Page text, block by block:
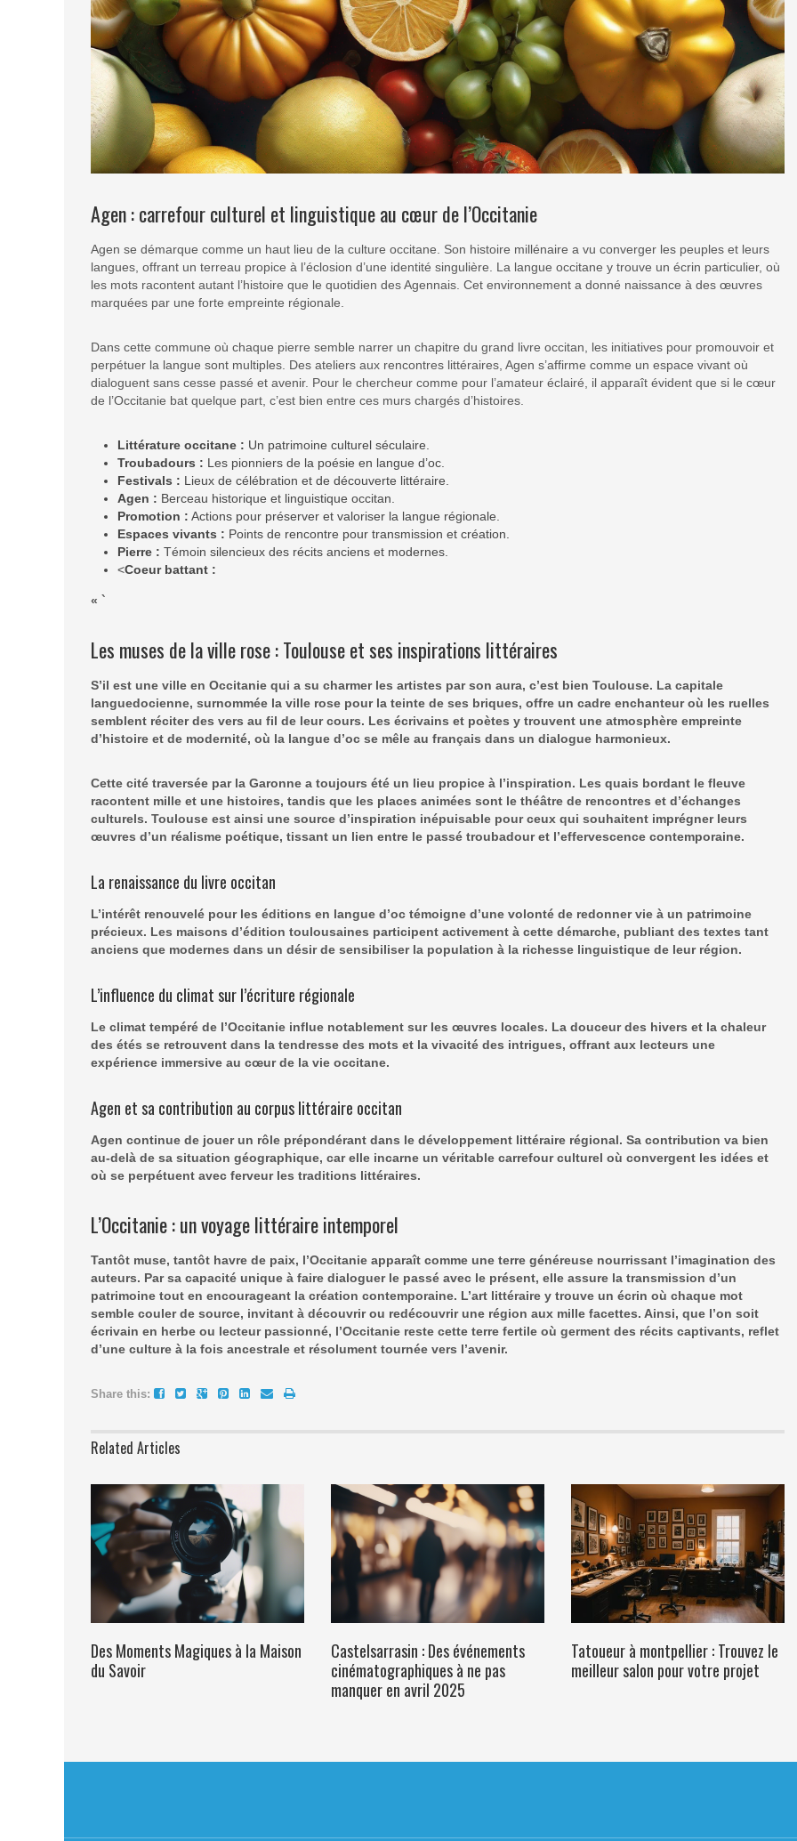
Agen : carrefour culturel et linguistique au cœur de l’Occitanie
Agen se démarque comme un haut lieu de la culture occitane. Son histoire millénaire a vu converger les peuples et leurs
langues, offrant un terreau propice à l’éclosion d’une identité singulière. La langue occitane y trouve un écrin particulier, où
les mots racontent autant l’histoire que le quotidien des Agennais. Cet environnement a donné naissance à des œuvres
marquées par une forte empreinte régionale.
Dans cette commune où chaque pierre semble narrer un chapitre du grand livre occitan, les initiatives pour promouvoir et
perpétuer la langue sont multiples. Des ateliers aux rencontres littéraires, Agen s’affirme comme un espace vivant où
dialoguent sans cesse passé et avenir. Pour le chercheur comme pour l’amateur éclairé, il apparaît évident que si le cœur
de l’Occitanie bat quelque part, c’est bien entre ces murs chargés d’histoires.
Littérature occitane : Un patrimoine culturel séculaire.
Troubadours : Les pionniers de la poésie en langue d’oc.
Festivals : Lieux de célébration et de découverte littéraire.
Agen : Berceau historique et linguistique occitan.
Promotion : Actions pour préserver et valoriser la langue régionale.
Espaces vivants : Points de rencontre pour transmission et création.
Pierre : Témoin silencieux des récits anciens et modernes.
<Coeur battant :
« `
Les muses de la ville rose : Toulouse et ses inspirations littéraires
S’il est une ville en Occitanie qui a su charmer les artistes par son aura, c’est bien Toulouse. La capitale
languedocienne, surnommée la ville rose pour la teinte de ses briques, offre un cadre enchanteur où les ruelles
semblent réciter des vers au fil de leur cours. Les écrivains et poètes y trouvent une atmosphère empreinte
d’histoire et de modernité, où la langue d’oc se mêle au français dans un dialogue harmonieux.
Cette cité traversée par la Garonne a toujours été un lieu propice à l’inspiration. Les quais bordant le fleuve
racontent mille et une histoires, tandis que les places animées sont le théâtre de rencontres et d’échanges
culturels. Toulouse est ainsi une source d’inspiration inépuisable pour ceux qui souhaitent imprégner leurs
œuvres d’un réalisme poétique, tissant un lien entre le passé troubadour et l’effervescence contemporaine.
La renaissance du livre occitan
L’intérêt renouvelé pour les éditions en langue d’oc témoigne d’une volonté de redonner vie à un patrimoine
précieux. Les maisons d’édition toulousaines participent activement à cette démarche, publiant des textes tant
anciens que modernes dans un désir de sensibiliserla population à la richesse linguistique de leur région.
L’influence du climat sur l’écriture régionale
Le climat tempéré de l’Occitanie influe notablement sur les œuvres locales. La douceur des hivers et la chaleur
des étés se retrouvent dans la tendresse des mots et la vivacité des intrigues, offrant aux lecteurs une
expérience immersive au cœur de la vie occitane.
Agen et sa contribution au corpus littéraire occitan
Agen continue de jouer un rôle prépondérant dans le développement littéraire régional. Sa contribution va bien
au-delà de sa situation géographique, car elle incarne un véritable carrefour culturel où convergent les idées et
où se perpétuent avec ferveur les traditions littéraires.
L’Occitanie : un voyage littéraire intemporel
Tantôt muse, tantôt havre de paix, l’Occitanie apparaît comme une terre généreuse nourrissant l’imagination des
auteurs. Par sa capacité unique à faire dialoguer le passé avec le présent, elle assure la transmission d’un
patrimoine tout en encourageant la création contemporaine. L’art littéraire y trouve un écrin où chaque mot
semble couler de source, invitant à découvrir ou redécouvrir une région aux mille facettes. Ainsi, que l’on soit
écrivain en herbe ou lecteur passionné, l’Occitanie reste cette terre fertile où germent des récits captivants, reflet
d’une culture à la fois ancestrale et résolument tournée vers l’avenir.
Share this:
Related Articles
Des Moments Magiques à la Maison
du Savoir
Castelsarrasin : Des événements
cinématographiques à ne pas
manquer en avril 2025
Tatoueur à montpellier : Trouvez le
meilleur salon pour votre projet